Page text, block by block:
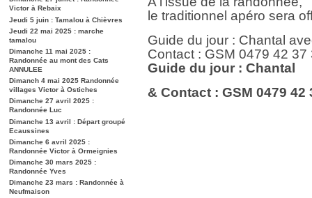
Victor à Rebaix
Jeudi 5 juin : Tamalou à Chièvres
Jeudi 22 mai 2025 : marche
tamalou
Dimanche 11 mai 2025 :
Randonnée au mont des Cats
ANNULEE
Dimanch 4 mai 2025 Randonnée
villages Victor à Ostiches
Dimanche 27 avril 2025 :
Randonnée Luc
Dimanche 13 avril : Départ groupé
Ecaussines
Dimanche 6 avril 2025 :
Randonnée Victor à Ormeignies
Dimanche 30 mars 2025 :
Randonnée Yves
Dimanche 23 mars : Randonnée à
Neufmaison
le traditionnel apéro sera
Guide du jour : Chantal
Contact : GSM 0479 42 37
Guide du jour : Chantal
& Contact : GSM 0479 42